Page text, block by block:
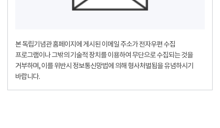
본 독립기념관 홈페이지에 게시된 이메일 주소가 전자우편 수집
프로그램이나 그밖의 기술적 장치를 이용하여 무단으로 수집되는 것을
거부하며, 이를 위반시 정보통신망법에 의해 형사처벌됨을 유념하시기
바랍니다.